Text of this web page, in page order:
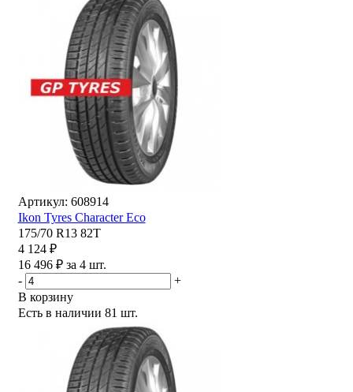
Артикул: 608914
Ikon Tyres Character Eco
175/70 R13 82T
4 124 ₽
16 496 ₽ за 4 шт.
-
+
В корзину
Есть в наличии 81 шт.